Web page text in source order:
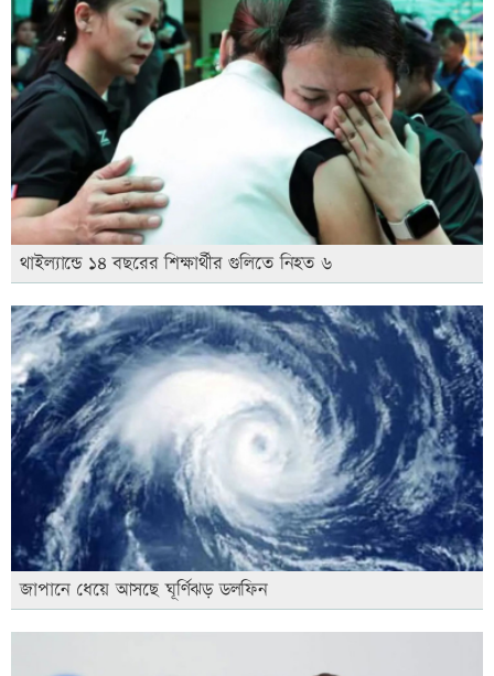
থাইল্যান্ডে ১৪ বছরের শিক্ষার্থীর গুলিতে নিহত ৬
জাপানে ধেয়ে আসছে ঘূর্ণিঝড় ডলফিন